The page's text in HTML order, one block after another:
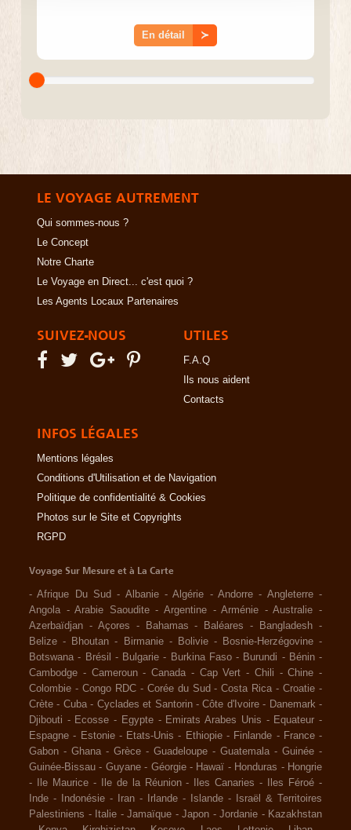
En détail ≻
LE VOYAGE AUTREMENT
Qui sommes-nous ?
Le Concept
Notre Charte
Le Voyage en Direct... c'est quoi ?
Les Agents Locaux Partenaires
SUIVEZ-NOUS UTILES
F.A.Q
Ils nous aident
Contacts
INFOS LÉGALES
Mentions légales
Conditions d'Utilisation et de Navigation
Politique de confidentialité & Cookies
Photos sur le Site et Copyrights
RGPD
Voyage Sur Mesure et à La Carte
-Afrique Du Sud - Albanie -Algérie -Andorre - Angleterre -
Angola -Arabie Saoudite -Argentine -Arménie -Australie -
Azerbaïdjan - Açores - Bahamas - Baléares - Bangladesh -
Belize - Bhoutan - Birmanie - Bolivie - Bosnie-Herzégovine -
Botswana - Brésil - Bulgarie - Burkina Faso - Burundi - Bénin -
Cambodge - Cameroun - Canada - Cap Vert - Chili -Chine -
Colombie - Congo RDC - Corée du Sud -Costa Rica -Croatie -
Crète - Cuba - Cyclades et Santorin -Côte d'Ivoire - Danemark -
Djibouti - Ecosse - Egypte - Emirats Arabes Unis - Equateur -
Espagne - Estonie - Etats-Unis - Ethiopie - Finlande - France -
Gabon - Ghana - Grèce - Guadeloupe - Guatemala - Guinée -
Guinée-Bissau - Guyane - Géorgie - Hawaï - Honduras - Hongrie
-
Ile Maurice - Ile de la Réunion - Iles Canaries - Iles Féroé -
Inde - Indonésie - Iran - Irlande - Islande -
Israël & Territoires
Palestiniens - Italie - Jamaïque - Japon - Jordanie - Kazakhstan